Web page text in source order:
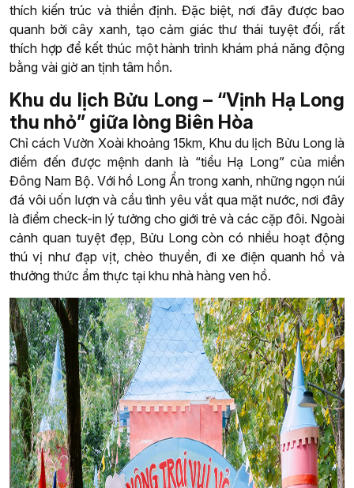
thích kiến trúc và thiền định. Đặc biệt, nơi đây được bao
quanh bởi cây xanh, tạo cảm giác thư thái tuyệt đối, rất
thích hợp để kết thúc một hành trình khám phá năng động
bằng vài giờ an tịnh tâm hồn.
Khu du lịch Bửu Long – “Vịnh Hạ Long
thu nhỏ” giữa lòng Biên Hòa
Chỉ cách Vườn Xoài khoảng 15km, Khu du lịch Bửu Long là
điểm đến được mệnh danh là “tiểu Hạ Long” của miền
Đông Nam Bộ. Với hồ Long Ẩn trong xanh, những ngọn núi
đá vôi uốn lượn và cầu tình yêu vắt qua mặt nước, nơi đây
là điểm check-in lý tưởng cho giới trẻ và các cặp đôi. Ngoài
cảnh quan tuyệt đẹp, Bửu Long còn có nhiều hoạt động
thú vị như đạp vịt, chèo thuyền, đi xe điện quanh hồ và
thưởng thức ẩm thực tại khu nhà hàng ven hồ.